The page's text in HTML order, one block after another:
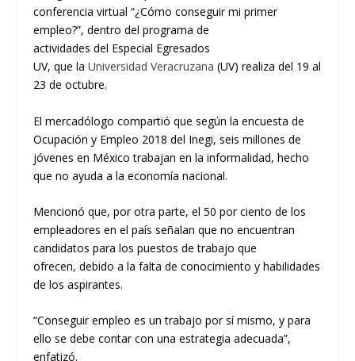
conferencia virtual “¿Cómo conseguir mi primer
empleo?”, dentro del programa de
actividadesdel Especial Egresados
UV, quelaUniversidad Veracruzana (UV) realiza del 19 al
23 deoctubre.
Elmercadólogo compartió que según la encuesta de
Ocupación y Empleo 2018 del Inegi, seismillones de
jóvenes en México trabajan en la informalidad, hecho
que no ayuda a la economía nacional.
Mencionó que, por otra parte, el 50 por ciento de los
empleadores en el país señalan que no encuentran
candidatos para los puestos de trabajo que
ofrecen, debido a la falta de conocimiento y habilidades
de los aspirantes.
“Conseguir empleo es un trabajo por sí mismo, y para
ello se debe contar con una estrategia adecuada”,
enfatizó.